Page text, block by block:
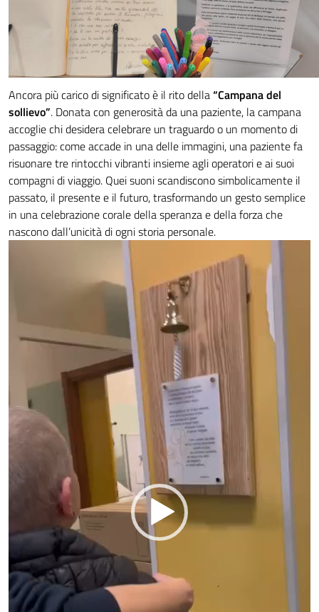
Ancora più carico di significato è il rito della“Campana del
sollievo”. Donata con generosità da una paziente, la campana
accoglie chi desidera celebrare un traguardo o un momento di
passaggio: come accade in una delle immagini, una paziente fa
risuonare tre rintocchi vibranti insieme agli operatori e ai suoi
compagni di viaggio. Quei suoni scandiscono simbolicamente il
passato, il presente e il futuro, trasformando un gesto semplice
in una celebrazione corale della speranza e della forza che
nascono dall’unicità di ogni storia personale.